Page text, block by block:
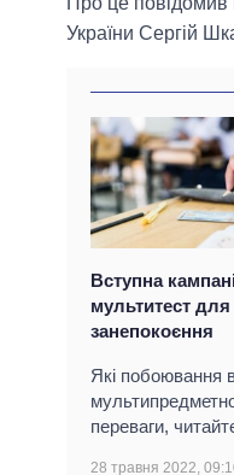
України Сергій
Вступна
мультитест
занепокоєння
Які побоювання
переваги,
28 травня 2022,